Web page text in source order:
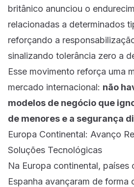
britânico anunciou o
relacionadas a determinados
reforçando a
sinalizando tolerância zero a
Esse movimento reforça uma
mercado internacional: não
modelos de negócio que
de menores e a segurança
Europa Continental: Avanço
Soluções Tecnológicas
Na Europa continental, países
Espanha avançaram de forma